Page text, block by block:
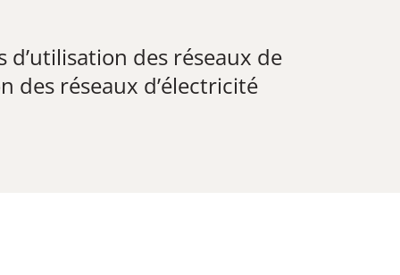
des réseaux de
des réseaux d’électricité